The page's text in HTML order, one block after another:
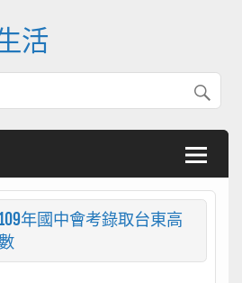
活
年國中會考錄取台東高